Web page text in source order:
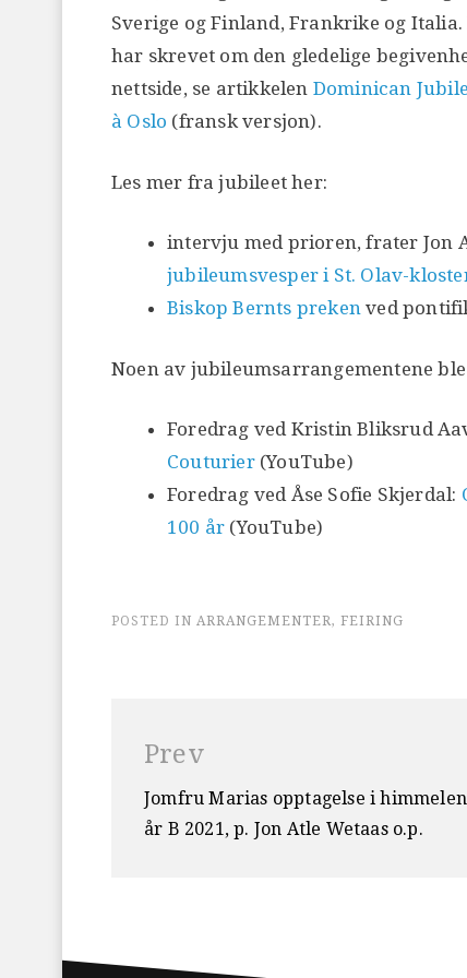
Sverige og Finland, Frankrike og
har skrevet om den gledelige
nettside, se artikkelen Dominican
à Oslo (fransk versjon).
Les mer fra jubileet her:
intervju med prioren, frater Jon
jubileumsvesper i St. Olav-
Biskop Bernts preken ved
Noen av jubileumsarrangementene
Foredrag ved Kristin Bliksrud
Couturier(YouTube)
Foredrag ved Åse Sofie Skjerdal:
100 år (YouTube)
POSTED IN ARRANGEMENTER, FEIRING
Prev
Jomfru Marias opptagelse i
år B 2021, p. Jon Atle Wetaas o.p.